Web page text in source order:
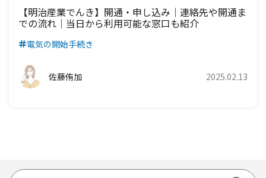
【明治産業でんき】開通・申し込み｜連絡先や開通ま
での流れ｜当日から利用可能な窓口も紹介
電気の開始手続き
佐藤侑加 2025.02.13